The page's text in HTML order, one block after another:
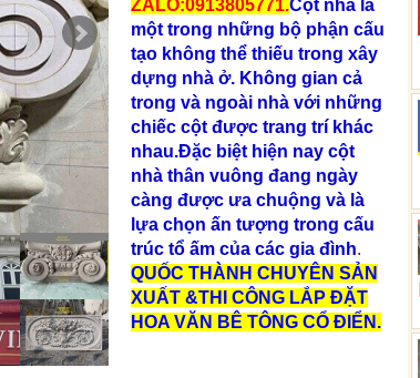
ZALO:0913805771.Cột nhà là
một trong những bộ phận cấu
tạo không thể thiếu trong xây
dựng nhà ở. Không gian cả
trong và ngoài nhà với những
chiếc cột được trang trí khác
nhau.Đặc biệt hiện nay cột
nhà thân vuông đang ngày
càng được ưa chuộng và là
lựa chọn ấn tượng trong cấu
trúc tổ ấm của các gia đình.
QUỐC THÀNH CHUYÊN SẢN
XUẤT &THI CÔNG LẮP ĐẶT
HOA VĂN BÊ TÔNG CỔ ĐIỂN.